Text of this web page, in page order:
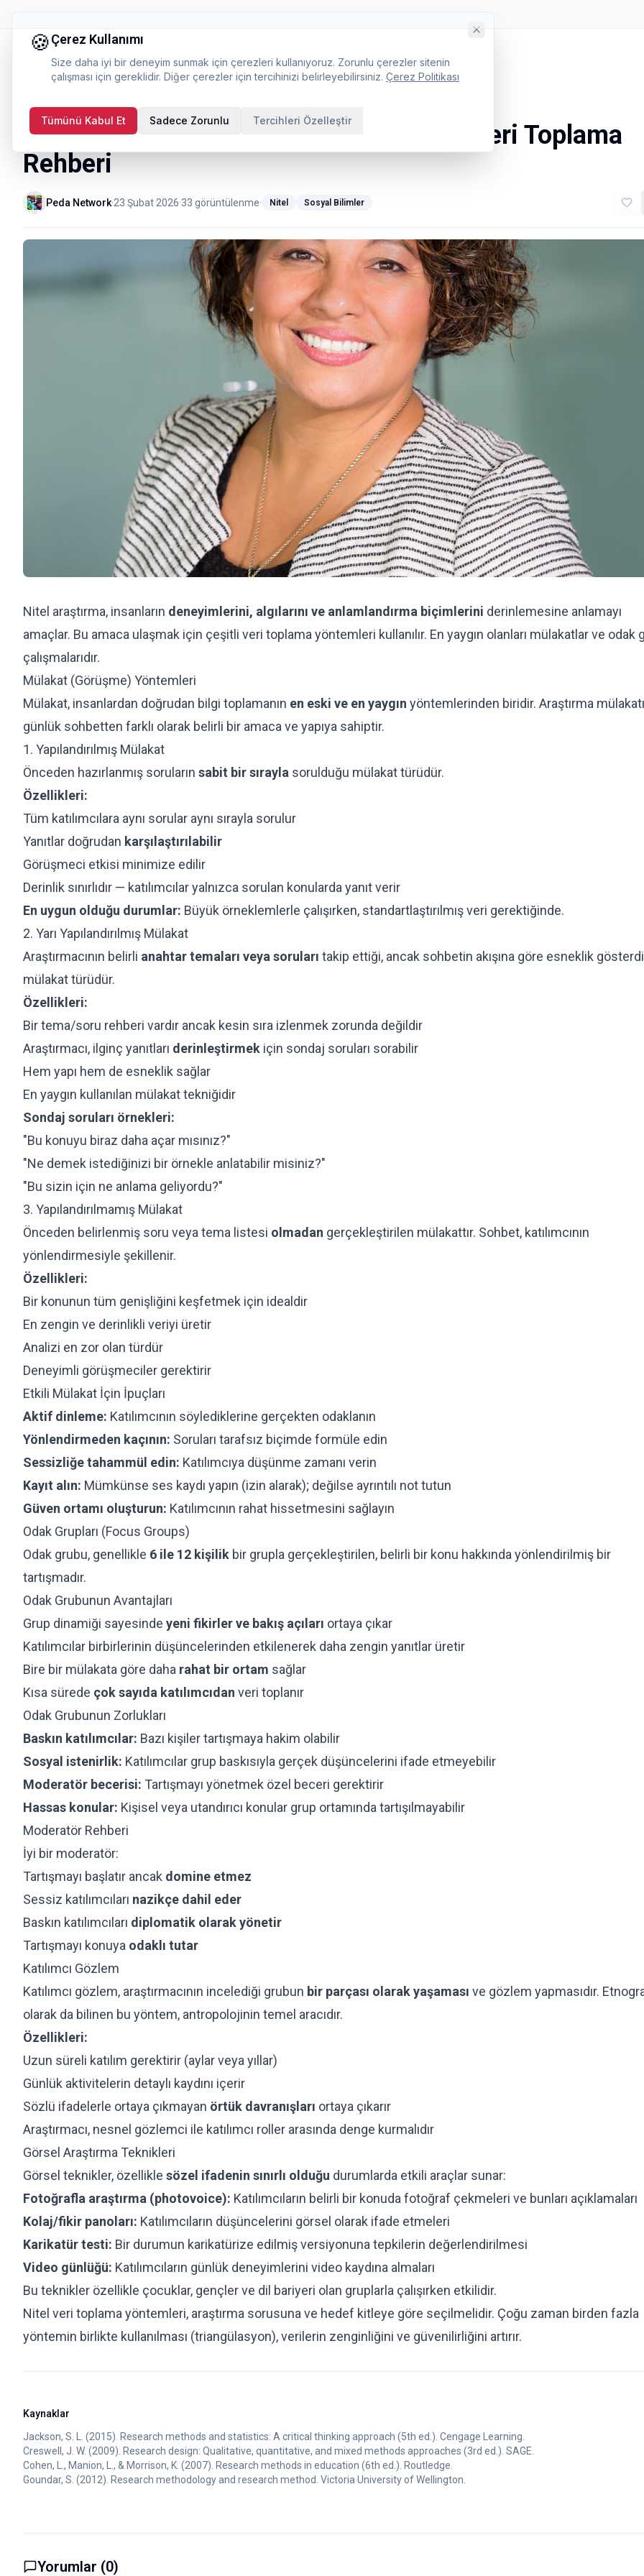
Mülakat ve Odak Grup Teknikleri: Nitel Veri Toplama
Rehberi
Peda Network·23 Şubat 2026·33 görüntülenme· Nitel Sosyal Bilimler
Nitel araştırma, insanların deneyimlerini, algılarını ve anlamlandırma biçimlerini derinlemesine anlamayı
amaçlar. Bu amaca ulaşmak için çeşitli veri toplama yöntemleri kullanılır. En yaygın olanları mülakatlar ve odak
çalışmalarıdır.
Mülakat (Görüşme) Yöntemleri
Mülakat, insanlardan doğrudan bilgi toplamanın en eski ve en yaygın yöntemlerinden biridir. Araştırma
günlük sohbetten farklı olarak belirli bir amaca ve yapıya sahiptir.
1. Yapılandırılmış Mülakat
Önceden hazırlanmış soruların sabit bir sırayla sorulduğu mülakat türüdür.
Özellikleri:
Tüm katılımcılara aynı sorular aynı sırayla sorulur
Yanıtlar doğrudan karşılaştırılabilir
Görüşmeci etkisi minimize edilir
Derinlik sınırlıdır — katılımcılar yalnızca sorulan konularda yanıt verir
En uygun olduğu durumlar: Büyük örneklemlerle çalışırken, standartlaştırılmış veri gerektiğinde.
2. Yarı Yapılandırılmış Mülakat
Araştırmacının belirli anahtar temaları veya soruları takip ettiği, ancak sohbetin akışına göre esneklik
mülakat türüdür.
Özellikleri:
Bir tema/soru rehberi vardır ancak kesin sıra izlenmek zorunda değildir
Araştırmacı, ilginç yanıtları derinleştirmek için sondaj soruları sorabilir
Hem yapı hem de esneklik sağlar
En yaygın kullanılan mülakat tekniğidir
Sondaj soruları örnekleri:
"Bu konuyu biraz daha açar mısınız?"
"Ne demek istediğinizi bir örnekle anlatabilir misiniz?"
"Bu sizin için ne anlama geliyordu?"
3. Yapılandırılmamış Mülakat
Önceden belirlenmiş soru veya tema listesi olmadan gerçekleştirilen mülakattır. Sohbet, katılımcının
yönlendirmesiyle şekillenir.
Özellikleri:
Bir konunun tüm genişliğini keşfetmek için idealdir
En zengin ve derinlikli veriyi üretir
Analizi en zor olan türdür
Deneyimli görüşmeciler gerektirir
Etkili Mülakat İçin İpuçları
Aktif dinleme: Katılımcının söylediklerine gerçekten odaklanın
Yönlendirmeden kaçının: Soruları tarafsız biçimde formüle edin
Sessizliğe tahammül edin: Katılımcıya düşünme zamanı verin
Kayıt alın: Mümkünse ses kaydı yapın (izin alarak); değilse ayrıntılı not tutun
Güven ortamı oluşturun: Katılımcının rahat hissetmesini sağlayın
Odak Grupları (Focus Groups)
Odak grubu, genellikle 6 ile 12 kişilik bir grupla gerçekleştirilen, belirli bir konu hakkında yönlendirilmiş bir
tartışmadır.
Odak Grubunun Avantajları
Grup dinamiği sayesinde yeni fikirler ve bakış açıları ortaya çıkar
Katılımcılar birbirlerinin düşüncelerinden etkilenerek daha zengin yanıtlar üretir
Bire bir mülakata göre daha rahat bir ortam sağlar
Kısa sürede çok sayıda katılımcıdan veri toplanır
Odak Grubunun Zorlukları
Baskın katılımcılar: Bazı kişiler tartışmaya hakim olabilir
Sosyal istenirlik: Katılımcılar grup baskısıyla gerçek düşüncelerini ifade etmeyebilir
Moderatör becerisi: Tartışmayı yönetmek özel beceri gerektirir
Hassas konular: Kişisel veya utandırıcı konular grup ortamında tartışılmayabilir
Moderatör Rehberi
İyi bir moderatör:
Tartışmayı başlatır ancak domine etmez
Sessiz katılımcıları nazikçe dahil eder
Baskın katılımcıları diplomatik olarak yönetir
Tartışmayı konuya odaklı tutar
Katılımcı Gözlem
Katılımcı gözlem, araştırmacının incelediği grubun bir parçası olarak yaşaması ve gözlem yapmasıdır.
olarak da bilinen bu yöntem, antropolojinin temel aracıdır.
Özellikleri:
Uzun süreli katılım gerektirir (aylar veya yıllar)
Günlük aktivitelerin detaylı kaydını içerir
Sözlü ifadelerle ortaya çıkmayan örtük davranışları ortaya çıkarır
Araştırmacı, nesnel gözlemci ile katılımcı roller arasında denge kurmalıdır
Görsel Araştırma Teknikleri
Görsel teknikler, özellikle sözel ifadenin sınırlı olduğu durumlarda etkili araçlar sunar:
Fotoğrafla araştırma (photovoice): Katılımcıların belirli bir konuda fotoğraf çekmeleri ve bunları açıklamaları
Kolaj/fikir panoları: Katılımcıların düşüncelerini görsel olarak ifade etmeleri
Karikatür testi: Bir durumun karikatürize edilmiş versiyonuna tepkilerin değerlendirilmesi
Video günlüğü: Katılımcıların günlük deneyimlerini video kaydına almaları
Bu teknikler özellikle çocuklar, gençler ve dil bariyeri olan gruplarla çalışırken etkilidir.
Nitel veri toplama yöntemleri, araştırma sorusuna ve hedef kitleye göre seçilmelidir. Çoğu zaman birden fazla
yöntemin birlikte kullanılması (triangülasyon), verilerin zenginliğini ve güvenilirliğini artırır.
Kaynaklar
Jackson, S. L. (2015). Research methods and statistics: A critical thinking approach (5th ed.). Cengage Learning.
Creswell, J. W. (2009). Research design: Qualitative, quantitative, and mixed methods approaches (3rd ed.). SAGE.
Cohen, L., Manion, L., & Morrison, K. (2007). Research methods in education (6th ed.). Routledge.
Goundar, S. (2012). Research methodology and research method. Victoria University of Wellington.
Yorumlar (0)
🍪Çerez Kullanımı
Size daha iyi bir deneyim sunmak için çerezleri kullanıyoruz. Zorunlu çerezler sitenin
çalışması için gereklidir. Diğer çerezler için tercihinizi belirleyebilirsiniz. Çerez Politikası
Tümünü Kabul Et Sadece Zorunlu Tercihleri Özelleştir